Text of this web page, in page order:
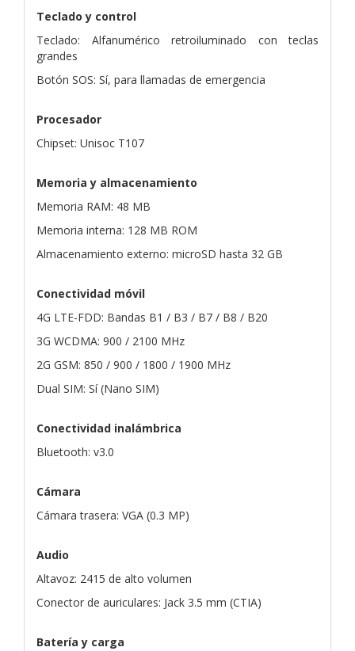
Teclado y control
Teclado: Alfanumérico retroiluminado con teclas
grandes
Botón SOS: Sí, para llamadas de emergencia
Procesador
Chipset: Unisoc T107
Memoria y almacenamiento
Memoria RAM: 48 MB
Memoria interna: 128 MB ROM
Almacenamiento externo: microSD hasta 32 GB
Conectividad móvil
4G LTE-FDD: Bandas B1 / B3 / B7 / B8 / B20
3G WCDMA: 900 / 2100 MHz
2G GSM: 850 / 900 / 1800 / 1900 MHz
Dual SIM: Sí (Nano SIM)
Conectividad inalámbrica
Bluetooth: v3.0
Cámara
Cámara trasera: VGA (0.3 MP)
Audio
Altavoz: 2415 de alto volumen
Conector de auriculares: Jack 3.5 mm (CTIA)
Batería y carga